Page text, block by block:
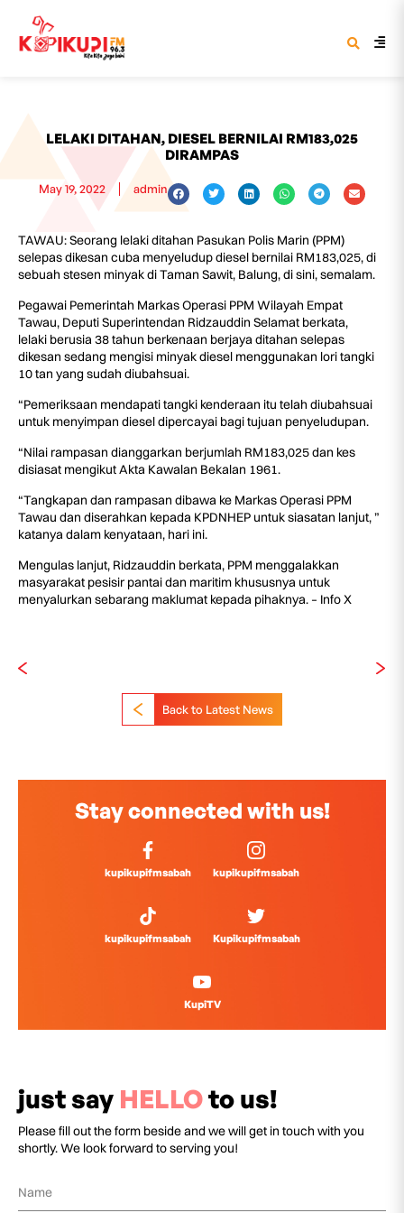
LELAKI DITAHAN, DIESEL BERNILAI RM183,025
DIRAMPAS
May 19, 2022 admin
TAWAU: Seorang lelaki ditahan Pasukan Polis Marin (PPM)
selepas dikesan cuba menyeludup diesel bernilai RM183,025, di
sebuah stesen minyak di Taman Sawit, Balung, di sini, semalam.
Pegawai Pemerintah Markas Operasi PPM Wilayah Empat
Tawau, Deputi Superintendan Ridzauddin Selamat berkata,
lelaki berusia 38 tahun berkenaan berjaya ditahan selepas
dikesan sedang mengisi minyak diesel menggunakan lori tangki
10 tan yang sudah diubahsuai.
“Pemeriksaan mendapati tangki kenderaan itu telah diubahsuai
untuk menyimpan diesel dipercayai bagi tujuan penyeludupan.
“Nilai rampasan dianggarkan berjumlah RM183,025 dan kes
disiasat mengikut Akta Kawalan Bekalan 1961.
“Tangkapan dan rampasan dibawa ke Markas Operasi PPM
Tawau dan diserahkan kepada KPDNHEP untuk siasatan lanjut, ”
katanya dalam kenyataan, hari ini.
Mengulas lanjut, Ridzauddin berkata, PPM menggalakkan
masyarakat pesisir pantai dan maritim khususnya untuk
menyalurkan sebarang maklumat kepada pihaknya. – Info X
Back to Latest News
Stay connected with us!
kupikupifmsabah kupikupifmsabah
kupikupifmsabah Kupikupifmsabah
KupiTV
just say HELLOto us!
Please fill out the form beside and we will get in touch with you
shortly. We look forward to serving you!